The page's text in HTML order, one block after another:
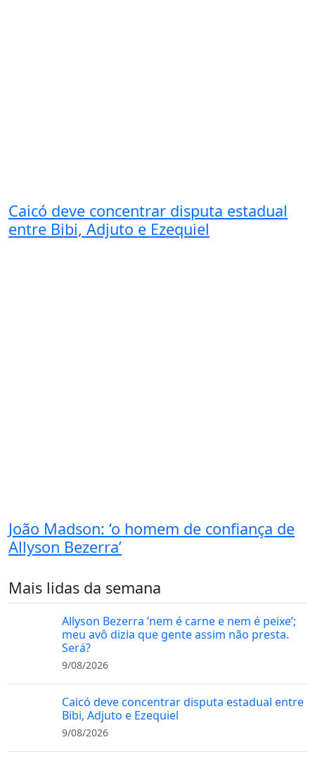
Caicó deve concentrar disputa estadual
entre Bibi, Adjuto e Ezequiel
João Madson: ‘o homem de confiança de
Allyson Bezerra’
Mais lidas da semana
Allyson Bezerra ‘nem é carne e nem é peixe’;
meu avô dizia que gente assim não presta.
Será?
9/08/2026
Caicó deve concentrar disputa estadual entre
Bibi, Adjuto e Ezequiel
9/08/2026